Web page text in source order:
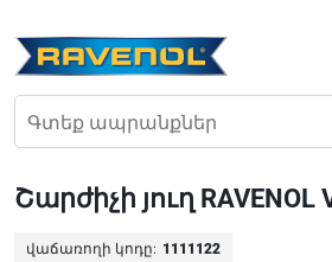
Շարժիչի յուղ RAVENOL
վաճառողի կոդը: 1111122